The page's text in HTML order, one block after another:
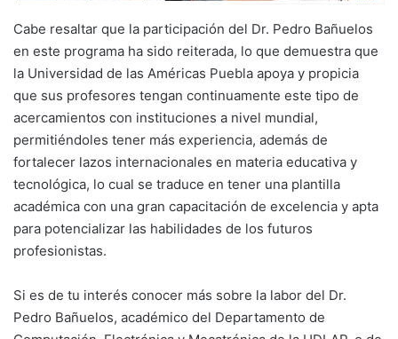
Cabe resaltar que la participación del Dr. Pedro Bañuelos
en este programa ha sido reiterada, lo que demuestra que
la Universidad de las Américas Puebla apoya y propicia
que sus profesores tengan continuamente este tipo de
acercamientos con instituciones a nivel mundial,
permitiéndoles tener más experiencia, además de
fortalecer lazos internacionales en materia educativa y
tecnológica, lo cual se traduce en tener una plantilla
académica con una gran capacitación de excelencia y apta
para potencializar las habilidades de los futuros
profesionistas.
Si es de tu interés conocer más sobre la labor del Dr.
Pedro Bañuelos, académico del Departamento de